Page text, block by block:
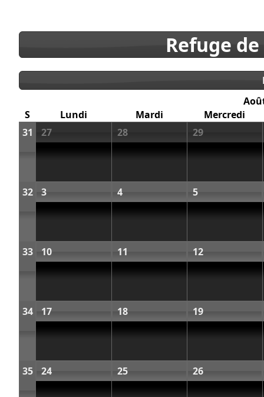
Refuge
S
Lundi Mardi
Mercredi
31
27 28 29
32 3 4 5
33 10 11 12
34 17 18 19
35 24 25 26